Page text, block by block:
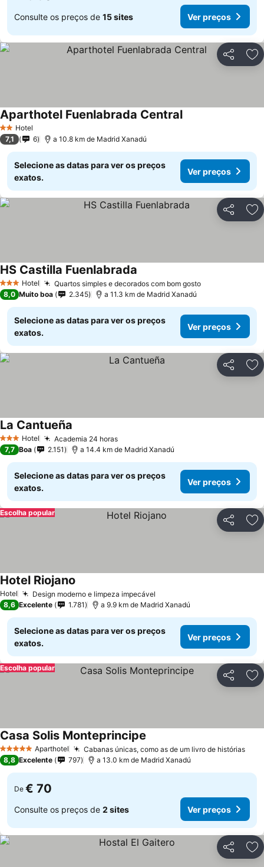
Consulte os preços de 15 sites Ver preços
Partilhar
2 Estrelas
Hotel
Aparthotel Fuenlabrada Central
7,1 6 a 10.8 km de Madrid Xanadú
Selecione as datas para ver os preços
exatos.
Ver preços
Partilhar
3 EstrelasHotel Quartos simples e decorados com bom gosto
HS Castilla Fuenlabrada
8,0 Muito boa 2.345 a 11.3 km de Madrid Xanadú
Selecione as datas para ver os preços
exatos.
Ver preços
Partilhar
3 EstrelasHotel Academia 24 horas
La Cantueña
7,7 Boa 2.151 a 14.4 km de Madrid Xanadú
Selecione as datas para ver os preços
exatos.
Ver preços
Partilhar
Escolha popular
Hotel Design moderno e limpeza impecável
Hotel Riojano
8,6 Excelente 1.781 a 9.9 km de Madrid Xanadú
Selecione as datas para ver os preços
exatos.
Ver preços
Partilhar
Escolha popular
5 Estrelas Aparthotel Cabanas únicas, como as de um livro de histórias
Casa Solis Monteprincipe
8,8 Excelente 797 a 13.0 km de Madrid Xanadú
De € 70
Consulte os preços de 2 sites Ver preços
Partilhar